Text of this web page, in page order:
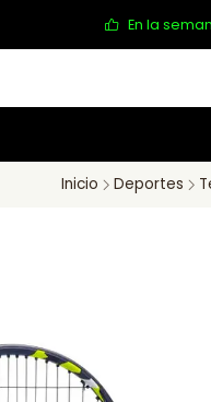
En la
Inicio Deportes